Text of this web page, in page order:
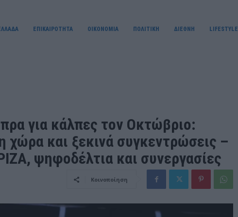
ΕΠΙΚΑΙΡΟΤΗΤΑ OIKONOMIA ΠΟΛΙΤΙΚΗ ΔΙΕΘΝΗ LIFESTYLE
για κάλπες τον Οκτώβριο:
χώρα και ξεκινά συγκεντρώσεις –
ψηφοδέλτια και συνεργασίες
Κοινοποίηση